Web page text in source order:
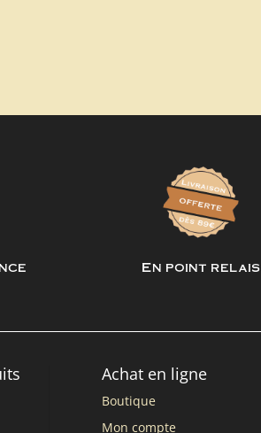
En point relais
Achat en ligne
Boutique
Mon compte